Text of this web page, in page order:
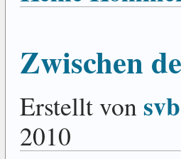
Zwischen
Erstellt vonsvb
2010